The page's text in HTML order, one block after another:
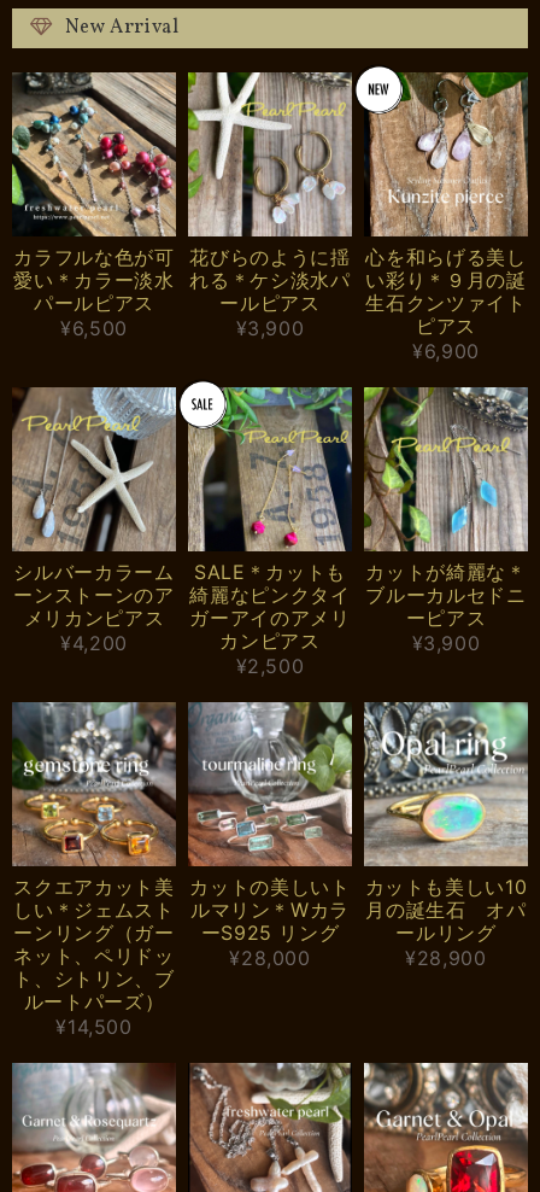
New Arrival
カラフルな色が可
愛い＊カラー淡水
パールピアス
¥6,500
花びらのように揺
れる＊ケシ淡水パ
ールピアス
¥3,900
心を和らげる美し
い彩り＊９月の誕
生石クンツァイト
ピアス
¥6,900
シルバーカラーム
ーンストーンのア
メリカンピアス
¥4,200
SALE＊カットも
綺麗なピンクタイ
ガーアイのアメリ
カンピアス
¥2,500
カットが綺麗な＊
ブルーカルセドニ
ーピアス
¥3,900
スクエアカット美
しい＊ジェムスト
ーンリング（ガー
ネット、ペリドッ
ト、シトリン、ブ
ルートパーズ）
¥14,500
カットの美しいト
ルマリン＊Wカラ
ーS925 リング
¥28,000
カットも美しい10
月の誕生石 オパ
ールリング
¥28,900